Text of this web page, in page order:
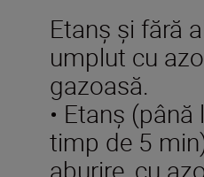
Etanş şi fără
umplut cu
gazoasă.
• Etanş
timp de 5
aburire, cu